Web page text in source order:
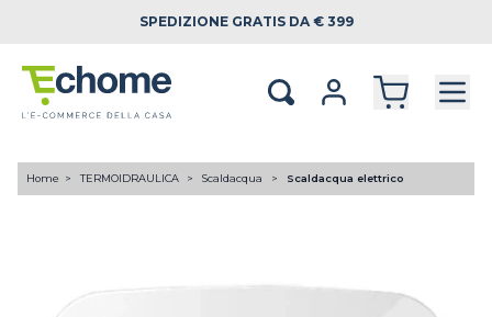
SPEDIZIONE GRATIS DA € 399
Home TERMOIDRAULICA Scaldacqua Scaldacqua elettrico